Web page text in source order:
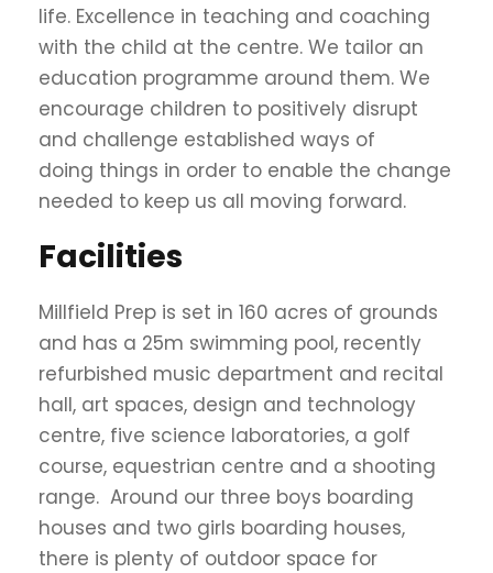
life. Excellence in teaching and coaching
with the child at the centre. We tailor an
education programme around them. We
encourage children to positively disrupt
and challenge established ways of
doing things in order to enable the change
needed to keep us all moving forward.
Facilities
Millfield Prep is set in 160 acres of grounds
and has a 25m swimming pool, recently
refurbished music department and recital
hall, art spaces, design and technology
centre, five science laboratories, a golf
course, equestrian centre and a shooting
range. Around our three boys boarding
houses and two girls boarding houses,
there is plenty of outdoor space for